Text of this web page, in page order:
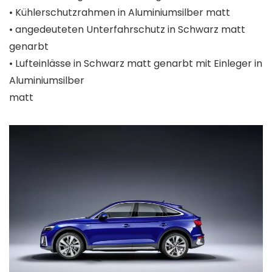
• Kühlerschutzrahmen in Aluminiumsilber matt
• angedeuteten Unterfahrschutz in Schwarz matt
genarbt
• Lufteinlässe in Schwarz matt genarbt mit Einleger in
Aluminiumsilber
matt